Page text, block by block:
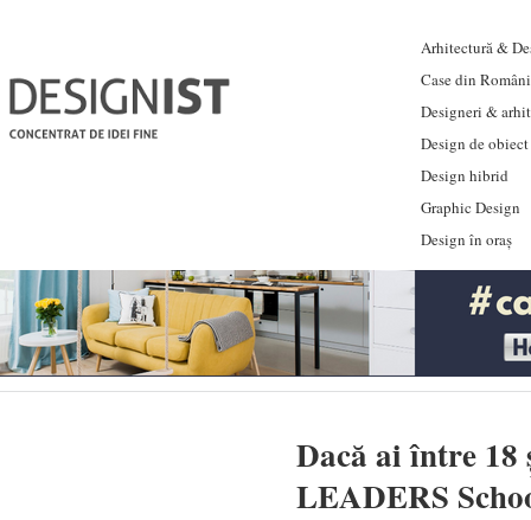
Arhitectură &
Case din
Designeri &
Design de obiect
Design hibrid
Graphic Design
Design în oraș
Dacă ai între
LEADERS